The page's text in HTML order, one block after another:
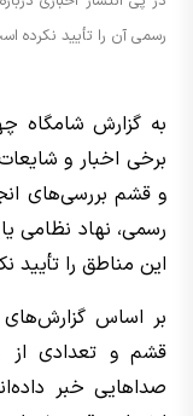
رسمی آن را تأیید نکرده
به گزارش شامگاه
برخی اخبار و
و قشم بررسی‌های
رسمی، نهاد نظامی
این مناطق را تأیید
بر اساس
قشم و تعدادی از
صداهایی خبر